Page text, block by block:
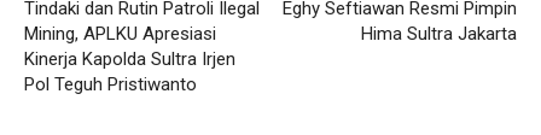
Tindaki dan Rutin Patroli Ilegal
Mining, APLKU Apresiasi
Kinerja Kapolda Sultra Irjen
Pol Teguh Pristiwanto
Eghy Seftiawan Resmi Pimpin
Hima Sultra Jakarta